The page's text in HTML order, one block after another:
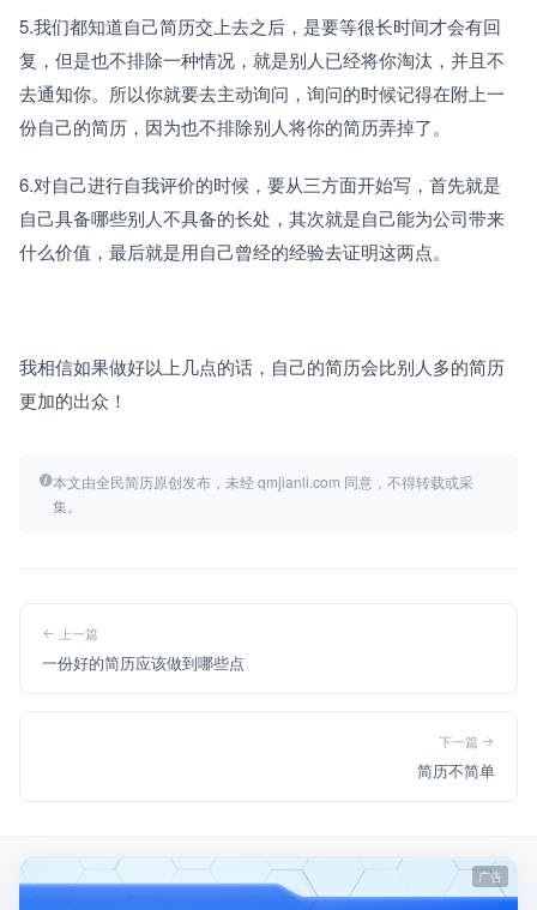
5.我们都知道自己简历交上去之后，是要等很长时间才会有回
复，但是也不排除一种情况，就是别人已经将你淘汰，并且不
去通知你。所以你就要去主动询问，询问的时候记得在附上一
份自己的简历，因为也不排除别人将你的简历弄掉了。
6.对自己进行自我评价的时候，要从三方面开始写，首先就是
自己具备哪些别人不具备的长处，其次就是自己能为公司带来
什么价值，最后就是用自己曾经的经验去证明这两点。
我相信如果做好以上几点的话，自己的简历会比别人多的简历
更加的出众！
本文由全民简历原创发布，未经 qmjianli.com 同意，不得转载或采
集。
上一篇
一份好的简历应该做到哪些点
下一篇
简历不简单